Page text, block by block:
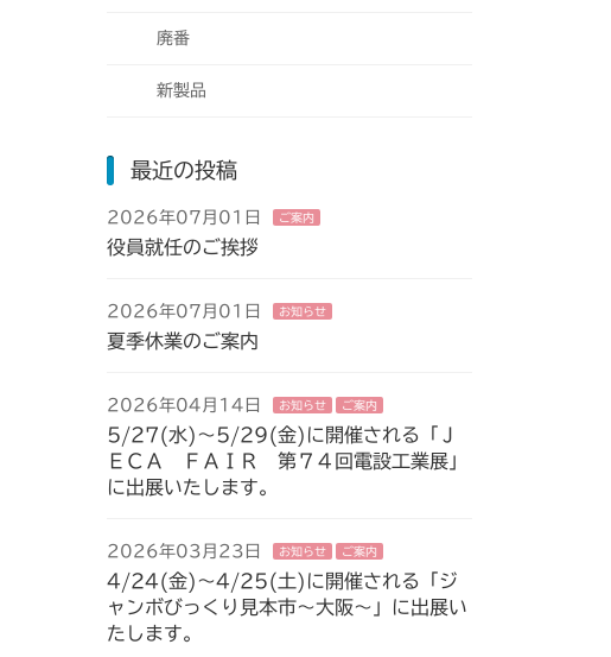
廃番
新製品
最近の投稿
2026年07月01日 ご案内
役員就任のご挨拶
2026年07月01日 お知らせ
夏季休業のご案内
2026年04月14日 お知らせ ご案内
5/27(水)～5/29(金)に開催される「Ｊ
ＥＣＡ ＦＡＩＲ 第７４回電設工業展」
に出展いたします。
2026年03月23日 お知らせ ご案内
4/24(金)～4/25(土)に開催される「ジ
ャンボびっくり見本市～大阪～」に出展い
たします。